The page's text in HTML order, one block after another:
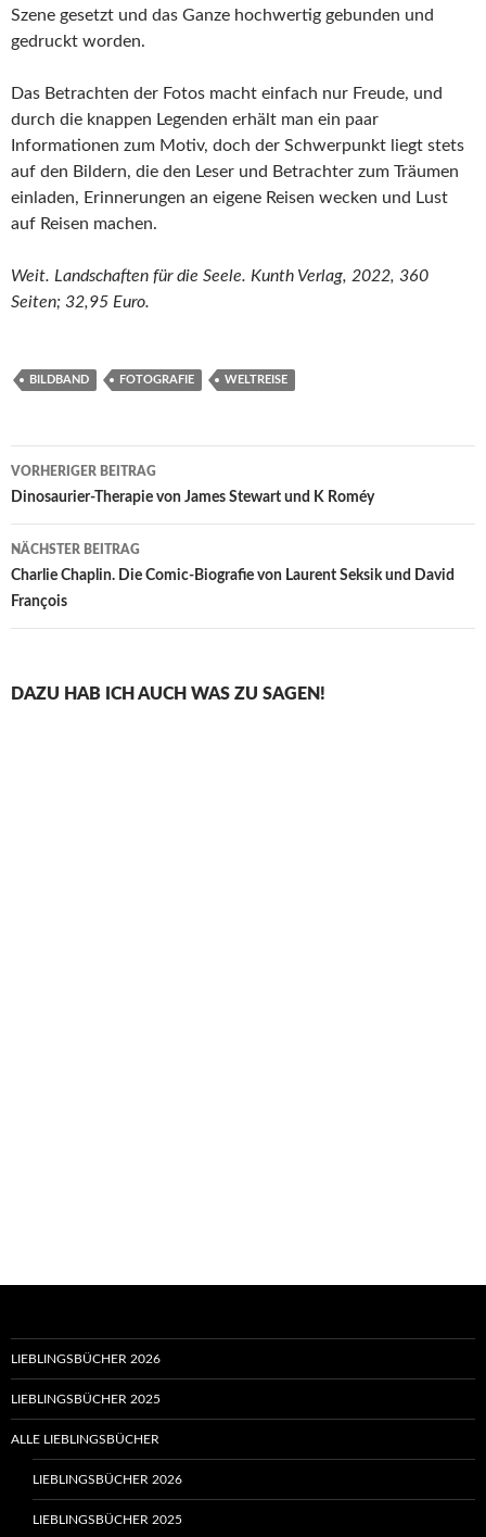
Szene gesetzt und das Ganze hochwertig gebunden und
gedruckt worden.
Das Betrachten der Fotos macht einfach nur Freude, und
durch die knappen Legenden erhält man ein paar
Informationen zum Motiv, doch der Schwerpunkt liegt stets
auf den Bildern, die den Leser und Betrachter zum Träumen
einladen, Erinnerungen an eigene Reisen wecken und Lust
auf Reisen machen.
Weit. Landschaften für die Seele. Kunth Verlag, 2022, 360
Seiten; 32,95 Euro.
BILDBAND FOTOGRAFIE WELTREISE
Beitragsnavigation
VORHERIGER BEITRAG
Dinosaurier-Therapie von James Stewart und K Roméy
NÄCHSTER BEITRAG
Charlie Chaplin. Die Comic-Biografie von Laurent Seksik und David
François
DAZU HAB ICH AUCH WAS ZU SAGEN!
LIEBLINGSBÜCHER 2026
LIEBLINGSBÜCHER 2025
ALLE LIEBLINGSBÜCHER
LIEBLINGSBÜCHER 2026
LIEBLINGSBÜCHER 2025